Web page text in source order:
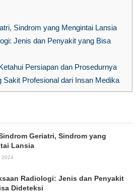
Sindrom yang Mengintai Lansia
Jenis dan Penyakit yang Bisa
Persiapan dan Prosedurnya
Sakit Profesional dari Insan Medika
Geriatri, Sindrom yang
Lansia
2024
Radiologi: Jenis dan Penyakit
Dideteksi